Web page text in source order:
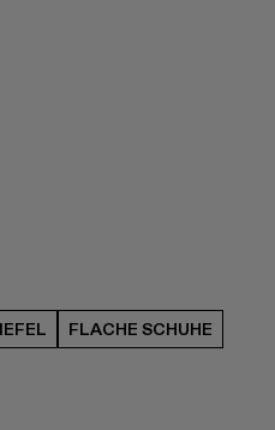
FLACHE SCHUHE